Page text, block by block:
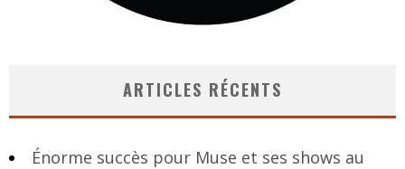
ARTICLES RÉCENTS
Énorme succès pour Muse et ses shows au